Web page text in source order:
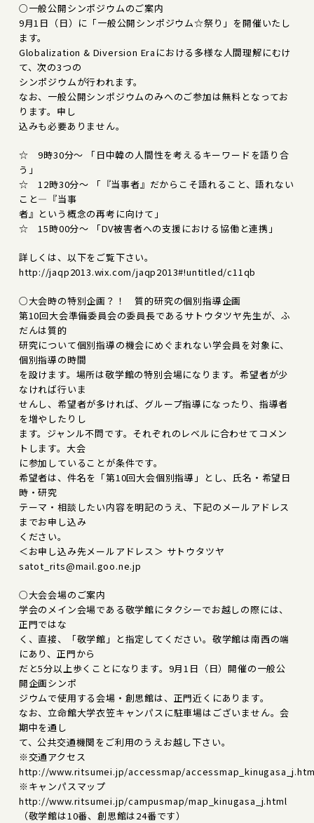
○一般公開シンポジウムのご案内
9月1日（日）に「一般公開シンポジウム☆祭り」を開催いたし
ます。
Globalization & Diversion Eraにおける多様な人間理解にむけ
て、次の3つの
シンポジウムが行われます。
なお、一般公開シンポジウムのみへのご参加は無料となってお
ります。申し
込みも必要ありません。
☆ 9時30分～ 「日中韓の人間性を考えるキーワードを語り合
う」
☆ 12時30分～ 「『当事者』だからこそ語れること、語れない
こと―『当事
者』という概念の再考に向けて」
☆ 15時00分～ 「DV被害者への支援における協働と連携」
詳しくは、以下をご覧下さい。
http://jaqp2013.wix.com/jaqp2013#!untitled/c11qb
○大会時の特別企画？！ 質的研究の個別指導企画
第10回大会準備委員会の委員長であるサトウタツヤ先生が、ふ
だんは質的
研究について個別指導の機会にめぐまれない学会員を対象に、
個別指導の時間
を設けます。場所は敬学館の特別会場になります。希望者が少
なければ行いま
せんし、希望者が多ければ、グループ指導になったり、指導者
を増やしたりし
ます。ジャンル不問です。それぞれのレベルに合わせてコメン
トします。大会
に参加していることが条件です。
希望者は、件名を「第10回大会個別指導」とし、氏名・希望日
時・研究
テーマ・相談したい内容を明記のうえ、下記のメールアドレス
までお申し込み
ください。
＜お申し込み先メールアドレス＞ サトウタツヤ
satot_rits@mail.goo.ne.jp
○大会会場のご案内
学会のメイン会場である敬学館にタクシーでお越しの際には、
正門ではな
く、直接、「敬学館」と指定してください。敬学館は南西の端
にあり、正門から
だと5分以上歩くことになります。9月1日（日）開催の一般公
開企画シンポ
ジウムで使用する会場・創思館は、正門近くにあります。
なお、立命館大学衣笠キャンパスに駐車場はございません。会
期中を通し
て、公共交通機関をご利用のうえお越し下さい。
※交通アクセス
http://www.ritsumei.jp/accessmap/
※キャンパスマップ
http://www.ritsumei.jp/campusmap/map_kinugasa_j.html
（敬学館は10番、創思館は24番です）